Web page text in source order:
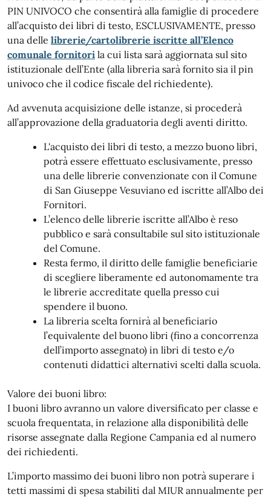
PIN UNIVOCO che consentirà alla famiglie di procedere
all’acquisto dei libri di testo, ESCLUSIVAMENTE, presso
una delle librerie/cartolibrerie iscritte all’Elenco
comunale fornitori la cui lista sarà aggiornata sul sito
istituzionale dell’Ente (alla libreria sarà fornito sia il pin
univoco che il codice fiscale del richiedente).
Ad avvenuta acquisizione delle istanze, si procederà
all’approvazione della graduatoria degli aventi diritto.
L'acquisto dei libri di testo, a mezzo buono libri,
potrà essere effettuato esclusivamente, presso
una delle librerie convenzionate con il Comune
di San Giuseppe Vesuviano ed iscritte all’Albo dei
Fornitori.
L’elenco delle librerie iscritte all’Albo è reso
pubblico e sarà consultabile sul sito istituzionale
del Comune.
Resta fermo, il diritto delle famiglie beneficiarie
di scegliere liberamente ed autonomamente tra
le librerie accreditate quella presso cui
spendere il buono.
La libreria scelta fornirà al beneficiario
l’equivalente del buono libri (fino a concorrenza
dell’importo assegnato) in libri di testo e/o
contenuti didattici alternativi scelti dalla scuola.
Valore dei buoni libro:
I buoni libro avranno un valore diversificato per classe e
scuola frequentata, in relazione alla disponibilità delle
risorse assegnate dalla Regione Campania ed al numero
dei richiedenti.
L’importo massimo dei buoni libro non potrà superare i
tetti massimi di spesa stabiliti dal MIUR annualmente per